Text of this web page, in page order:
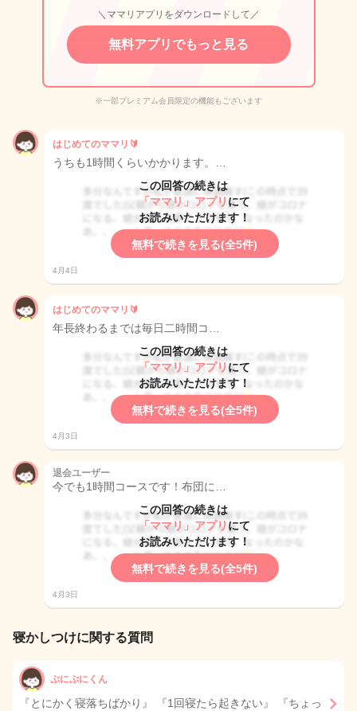
＼ママリアプリをダウンロードして／
無料アプリでもっと見る
※一部プレミアム会員限定の機能もございます
はじめてのママリ🔰
うちも1時間くらいかかります。…
この回答の続きは
「ママリ」アプリ にて
お読みいただけます！
無料で続きを見る(全5件)
4月4日
はじめてのママリ🔰
年長終わるまでは毎日二時間コ…
この回答の続きは
「ママリ」アプリ にて
お読みいただけます！
無料で続きを見る(全5件)
4月3日
退会ユーザー
今でも1時間コースです！布団に…
この回答の続きは
「ママリ」アプリ にて
お読みいただけます！
無料で続きを見る(全5件)
4月3日
寝かしつけに関する質問
ぷにぷにくん
『とにかく寝落ちばかり』 『1回寝たら起きない』 『ちょっ